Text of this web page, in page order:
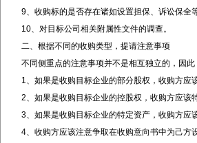
9、收购标的是否存在诸如设置担保、诉讼保全
10、对目标公司相关附属性文件的调查。
二、根据不同的收购类型，提请注意事项
不同侧重点的注意事项并不是相互独立的，因
1、如果是收购目标企业的部分股权，收购方
2、如果是收购目标企业的控股权，收购方应
3、如果是收购目标企业的特定资产，收购方
4、收购方应该注意争取在收购意向书中为己方